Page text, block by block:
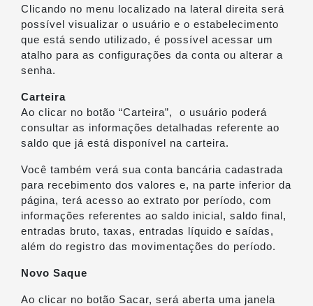
Clicando no menu localizado na lateral direita será
possível visualizar o usuário e o estabelecimento
que está sendo utilizado, é possível acessar um
atalho para as configurações da conta ou alterar a
senha.
Carteira
Ao clicar no botão “Carteira”, o usuário poderá
consultar as informações detalhadas referente ao
saldo que já está disponível na carteira.
Você também verá sua conta bancária cadastrada
para recebimento dos valores e, na parte inferior da
página, terá acesso ao extrato por período, com
informações referentes ao saldo inicial, saldo final,
entradas bruto, taxas, entradas líquido e saídas,
além do registro das movimentações do período.
Novo Saque
Ao clicar no botão Sacar, será aberta uma janela